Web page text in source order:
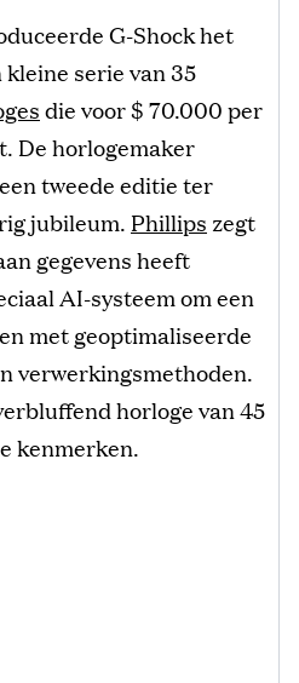
G-Shock het
kleine serie van 35
die voor $ 70.000 per
De horlogemaker
tweede editie ter
jubileum. Phillips zegt
gegevens heeft
AI-systeem om een
met geoptimaliseerde
verwerkingsmethoden.
horloge van 45
kenmerken.